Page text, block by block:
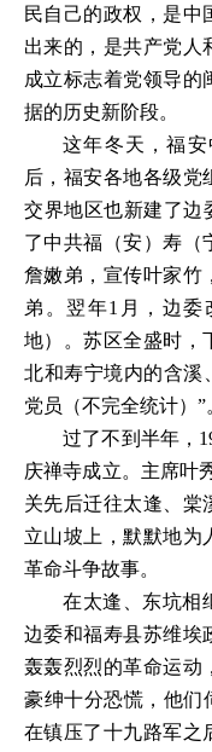
民自己的政权，是中
出来的，是共产党人
成立标志着党领导的
据的历史新阶段。
这年冬天，福
后，福安各地各级党
交界地区也新建了边
了中共福（安）寿（
詹嫩弟，宣传叶家竹
弟。翌年1月，边
地）。苏区全盛时，
北和寿宁境内的含溪
党员（不完全统计）”
过了不到半年，
庆禅寺成立。主席叶
关先后迁往太逢、棠
立山坡上，默默地为
革命斗争故事。
在太逢、东坑相
边委和福寿县苏维埃
轰轰烈烈的革命运动
豪绅十分恐慌，他们
在镇压了十九路军之